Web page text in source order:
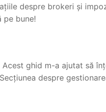
despre brokeri și
pe bune!
ghid m-a ajutat să
despre